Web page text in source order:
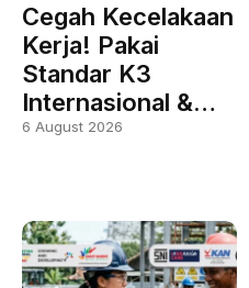
Cegah Kecelakaan
Kerja! Pakai
Standar K3
Internasional &…
6 August 2026